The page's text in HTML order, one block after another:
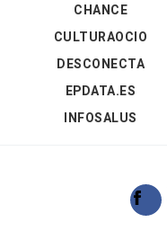
CHANCE
CULTURAOCIO
DESCONECTA
EPDATA.ES
INFOSALUS